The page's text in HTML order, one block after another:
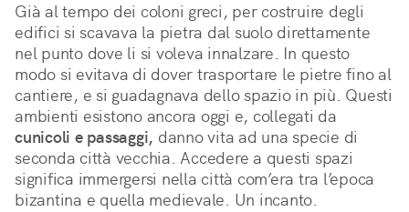
Già al tempo dei coloni greci, per costruire degli
edifici si scavava la pietra dal suolo direttamente
nel punto dove li si voleva innalzare. In questo
modo si evitava di dover trasportare le pietre fino al
cantiere, e si guadagnava dello spazio in più. Questi
ambienti esistono ancora oggi e, collegati da
cunicoli e passaggi, danno vita ad una specie di
seconda città vecchia. Accedere a questi spazi
significa immergersi nella città com’era tra l’epoca
bizantina e quella medievale. Un incanto.